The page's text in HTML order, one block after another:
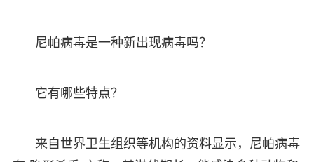
尼帕病毒是一种新出现病毒吗？
它有哪些特点？
来自世界卫生组织等机构的资料显示，尼帕病毒